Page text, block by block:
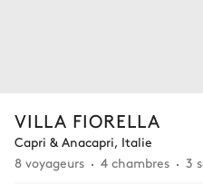
VILLA FIORELLA
Capri & Anacapri, Italie
8 voyageurs
4 chambres 3